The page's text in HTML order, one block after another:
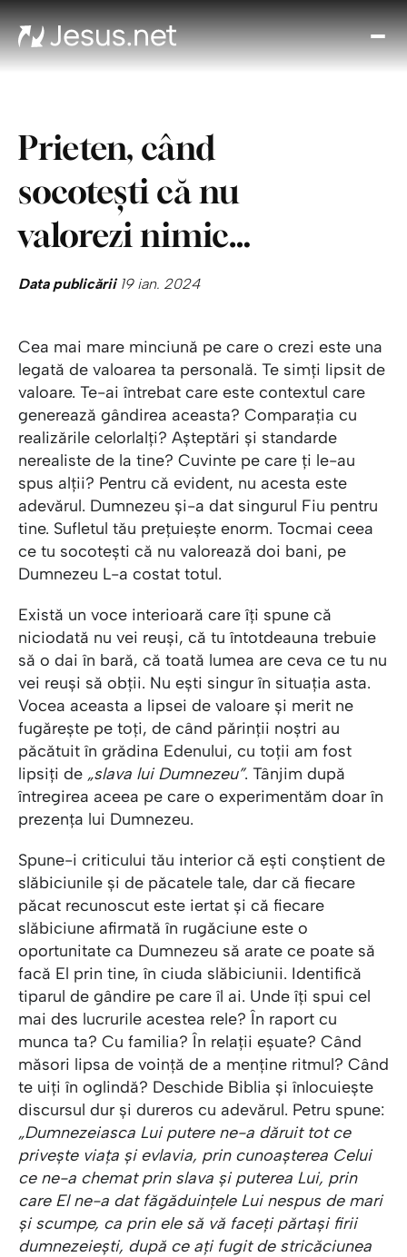
l
Prieten, când
socotești că nu
valorezi nimic…
Data publicării19 ian. 2024
Cea mai mare minciună pe care o crezi este una
legată de valoarea ta personală. Te simți lipsit de
valoare. Te-ai întrebat care este contextul care
generează gândirea aceasta? Comparația cu
realizările celorlalți? Așteptări și standarde
nerealiste de la tine? Cuvinte pe care ți le-au
spus alții? Pentru că evident, nu acesta este
adevărul. Dumnezeu și-a dat singurul Fiu pentru
tine. Sufletul tău prețuiește enorm. Tocmai ceea
ce tu socotești că nu valorează doi bani, pe
Dumnezeu L-a costat totul.
Există un voce interioară care îți spune că
niciodată nu vei reuși, că tu întotdeauna trebuie
să o dai în bară, că toată lumea are ceva ce tu nu
vei reuși să obții. Nu ești singur în situația asta.
Vocea aceasta a lipsei de valoare și merit ne
fugărește pe toți, de când părinții noștri au
păcătuit în grădina Edenului, cu toții am fost
lipsiți de „slava lui Dumnezeu”. Tânjim după
întregirea aceea pe care o experimentăm doar în
prezența lui Dumnezeu.
Spune-i criticului tău interior că ești conștient de
slăbiciunile și de păcatele tale, dar că fiecare
păcat recunoscut este iertat și că fiecare
slăbiciune afirmată în rugăciune este o
oportunitate ca Dumnezeu să arate ce poate să
facă El prin tine, în ciuda slăbiciunii. Identifică
tiparul de gândire pe care îl ai. Unde îți spui cel
mai des lucrurile acestea rele? În raport cu
munca ta? Cu familia? În relații eșuate? Când
măsori lipsa de voință de a menține ritmul? Când
te uiți în oglindă? Deschide Biblia și înlocuiește
discursul dur și dureros cu adevărul. Petru spune:
„Dumnezeiasca Lui putere ne-a dăruit tot ce
privește viața și evlavia, prin cunoașterea Celui
ce ne-a chemat prin slava și puterea Lui, prin
care El ne-a dat făgăduințele Lui nespus de mari
și scumpe, ca prin ele să vă faceți părtași firii
dumnezeiești, după ce ați fugit de stricăciunea